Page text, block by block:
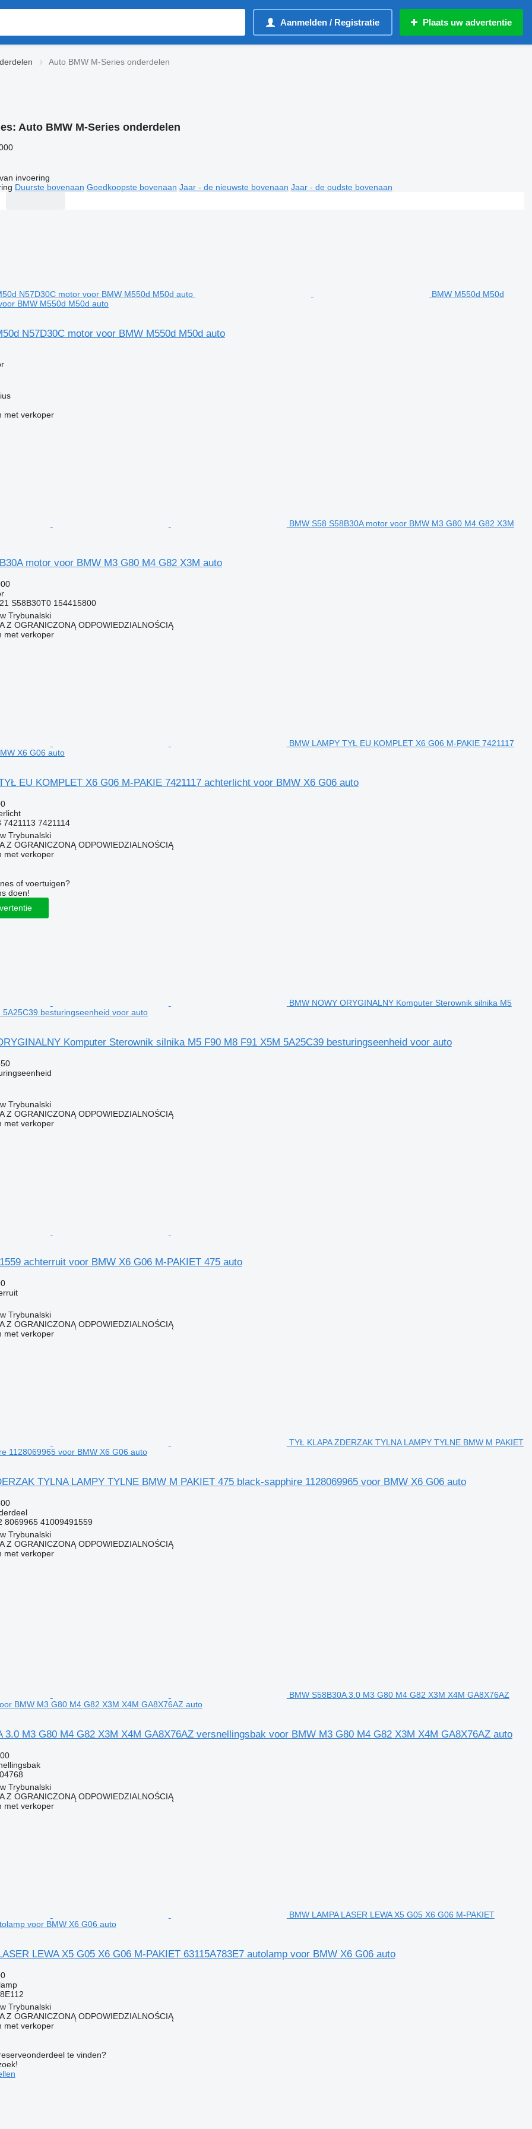
Aanmelden / Registratie Plaats uw advertentie
Auto BMW M-Series onderdelen
Auto BMW M-Series onderdelen
invoering
Duurste bovenaan Goedkoopste bovenaan Jaar - de nieuwste bovenaan Jaar - de oudste bovenaan
BMW M550d M50d
BMW M550d M50d auto
N57D30C motor voor BMW M550d M50d auto
met verkoper
BMW S58 S58B30A motor voor BMW M3 G80 M4 G82 X3M
motor voor BMW M3 G80 M4 G82 X3M auto
S58B30T0 154415800
Trybunalski
Z OGRANICZONĄ ODPOWIEDZIALNOŚCIĄ
met verkoper
BMW LAMPY TYŁ EU KOMPLET X6 G06 M-PAKIE 7421117
X6 G06 auto
EU KOMPLET X6 G06 M-PAKIE 7421117 achterlicht voor BMW X6 G06 auto
7421113 7421114
Trybunalski
Z OGRANICZONĄ ODPOWIEDZIALNOŚCIĄ
met verkoper
of voertuigen?
doen!
BMW NOWY ORYGINALNY Komputer Sterownik silnika M5
5A25C39 besturingseenheid voor auto
Komputer Sterownik silnika M5 F90 M8 F91 X5M 5A25C39 besturingseenheid voor auto
Trybunalski
Z OGRANICZONĄ ODPOWIEDZIALNOŚCIĄ
met verkoper
achterruit voor BMW X6 G06 M-PAKIET 475 auto
Trybunalski
Z OGRANICZONĄ ODPOWIEDZIALNOŚCIĄ
met verkoper
TYŁ KLAPA ZDERZAK TYLNA LAMPY TYLNE BMW M PAKIET
1128069965 voor BMW X6 G06 auto
TYLNA LAMPY TYLNE BMW M PAKIET 475 black-sapphire 1128069965 voor BMW X6 G06 auto
8069965 41009491559
Trybunalski
Z OGRANICZONĄ ODPOWIEDZIALNOŚCIĄ
met verkoper
BMW S58B30A 3.0 M3 G80 M4 G82 X3M X4M GA8X76AZ
BMW M3 G80 M4 G82 X3M X4M GA8X76AZ auto
3.0 M3 G80 M4 G82 X3M X4M GA8X76AZ versnellingsbak voor BMW M3 G80 M4 G82 X3M X4M GA8X76AZ auto
Trybunalski
Z OGRANICZONĄ ODPOWIEDZIALNOŚCIĄ
met verkoper
BMW LAMPA LASER LEWA X5 G05 X6 G06 M-PAKIET
voor BMW X6 G06 auto
LEWA X5 G05 X6 G06 M-PAKIET 63115A783E7 autolamp voor BMW X6 G06 auto
Trybunalski
Z OGRANICZONĄ ODPOWIEDZIALNOŚCIĄ
met verkoper
te vinden?